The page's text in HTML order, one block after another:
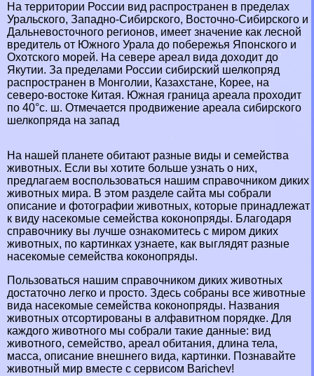
На территории России вид распространен в пределах
Уральского, Западно-Сибирского, Восточно-Сибирского и
Дальневосточного регионов, имеет значение как лесной
вредитель от Южного Урала до побережья Японского и
Охотского морей. На севере ареал вида доходит до
Якутии. За пределами России сибирский шелкопряд
распространен в Монголии, Казахстане, Корее, на
северо-востоке Китая. Южная граница ареала проходит
по 40°c. ш. Отмечается продвижение ареала сибирского
шелкопряда на запад
На нашей планете обитают разные виды и семейства
животных. Если вы хотите больше узнать о них,
предлагаем воспользоваться нашим справочником диких
животных мира. В этом разделе сайта мы собрали
описание и фотографии животных, которые принадлежат
к виду насекомые семейства коконопряды. Благодаря
справочнику вы лучше ознакомитесь с миром диких
животных, по картинках узнаете, как выглядят разные
насекомые семейства коконопряды.
Пользоваться нашим справочником диких животных
достаточно легко и просто. Здесь собраны все животные
вида насекомые семейства коконопряды. Названия
животных отсортированы в алфавитном порядке. Для
каждого животного мы собрали такие данные: вид
животного, семейство, ареал обитания, длина тела,
масса, описание внешнего вида, картинки. Познавайте
животный мир вместе с сервисом Barichev!